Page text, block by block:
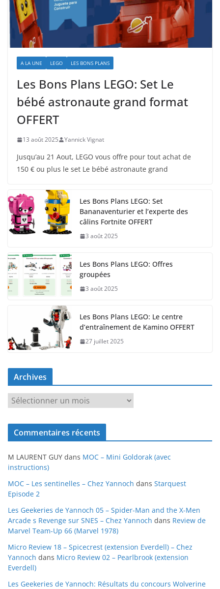
A LA UNE LEGO LES BONS PLANS
Les Bons Plans LEGO: Set Le
bébé astronaute grand format
OFFERT
13 août 2025 Yannick Vignat
Jusqu’au 21 Aout, LEGO vous offre pour tout achat de
150 € ou plus le set Le bébé astronaute grand
Les Bons Plans LEGO: Set
Bananaventurier et l’experte des
câlins Fortnite OFFERT
3 août 2025
Les Bons Plans LEGO: Offres
groupées
3 août 2025
Les Bons Plans LEGO: Le centre
d’entraînement de Kamino OFFERT
27 juillet 2025
Archives
r
c
v
e
s
Commentaires récents
M LAURENT GUY dans MOC – Mini Goldorak (avec
instructions)
MOC – Les sentinelles – Chez Yannoch dans Starquest
Episode 2
Les Geekeries de Yannoch 05 – Spider-Man and the X-Men
Arcade s Revenge sur SNES – Chez Yannoch dans Review de
Marvel Team-Up 66 (Marvel 1978)
Micro Review 18 – Spicecrest (extension Everdell) – Chez
Yannoch dans Micro Review 02 – Pearlbrook (extension
Everdell)
Les Geekeries de Yannoch: Résultats du concours Wolverine